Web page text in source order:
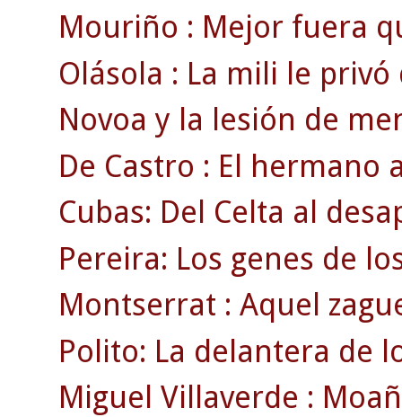
Mouriño : Mejor fuera
Olásola : La mili le
Novoa y la lesión de
De Castro : El hermano
Cubas: Del Celta al
Pereira: Los genes de
Montserrat : Aquel
Polito: La delantera de
Miguel Villaverde :